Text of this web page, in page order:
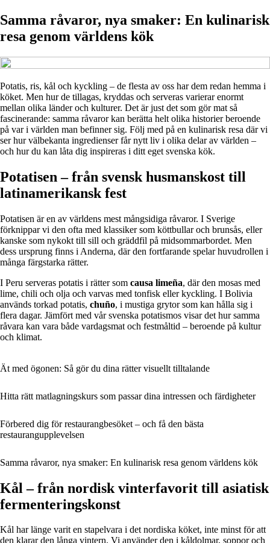
Samma råvaror, nya smaker: En kulinarisk
resa genom världens kök
Potatis, ris, kål och kyckling – de flesta av oss har dem redan hemma i
köket. Men hur de tillagas, kryddas och serveras varierar enormt
mellan olika länder och kulturer. Det är just det som gör mat så
fascinerande: samma råvaror kan berätta helt olika historier beroende
på var i världen man befinner sig. Följ med på en kulinarisk resa där vi
ser hur välbekanta ingredienser får nytt liv i olika delar av världen –
och hur du kan låta dig inspireras i ditt eget svenska kök.
Potatisen – från svensk husmanskost till
latinamerikansk fest
Potatisen är en av världens mest mångsidiga råvaror. I Sverige
förknippar vi den ofta med klassiker som köttbullar och brunsås, eller
kanske som nykokt till sill och gräddfil på midsommarbordet. Men
dess ursprung finns i Anderna, där den fortfarande spelar huvudrollen i
många färgstarka rätter.
I Peru serveras potatis i rätter som causa limeña, där den mosas med
lime, chili och olja och varvas med tonfisk eller kyckling. I Bolivia
används torkad potatis, chuño, i mustiga grytor som kan hålla sig i
flera dagar. Jämfört med vår svenska potatismos visar det hur samma
råvara kan vara både vardagsmat och festmåltid – beroende på kultur
och klimat.
Ät med ögonen: Så gör du dina rätter visuellt tilltalande
Hitta rätt matlagningskurs som passar dina intressen och färdigheter
Förbered dig för restaurangbesöket – och få den bästa
restaurangupplevelsen
Samma råvaror, nya smaker: En kulinarisk resa genom världens kök
Kål – från nordisk vinterfavorit till asiatisk
fermenteringskonst
Kål har länge varit en stapelvara i det nordiska köket, inte minst för att
den klarar den långa vintern. Vi använder den i kåldolmar, soppor och